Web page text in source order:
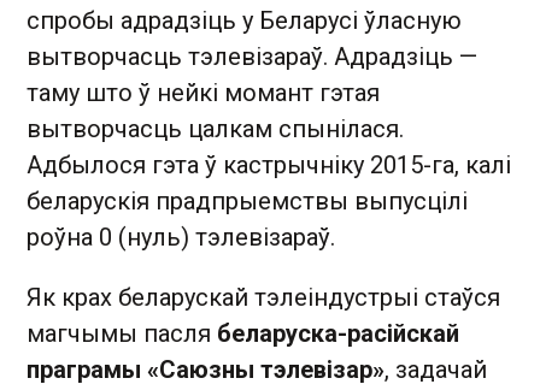
спробы адрадзіць у Беларусі ўласную
вытворчасць тэлевізараў. Адрадзіць —
таму што ў нейкі момант гэтая
вытворчасць цалкам спынілася.
Адбылося гэта ў кастрычніку 2015-га, калі
беларускія прадпрыемствы выпусцілі
роўна 0 (нуль) тэлевізараў.
Як крах беларускай тэлеіндустрыі стаўся
магчымы пасля беларуска-расійскай
праграмы «Саюзны тэлевізар», задачай